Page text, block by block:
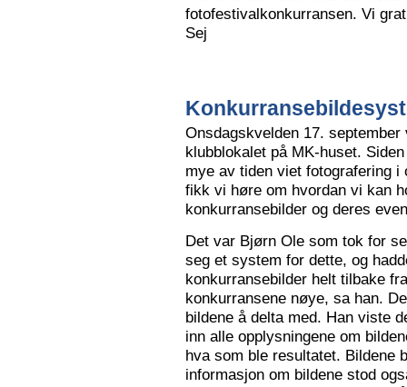
fotofestivalkonkurransen. Vi
Sej
Onsdagskvelden 17.
klubblokalet på MK-huset.
mye av tiden viet fotografering
fikk vi høre om hvordan vi kan
konkurransebilder og deres
Det var Bjørn Ole som tok for
seg et system for dette, og
konkurransebilder helt tilbake
konkurransene nøye, sa han.
bildene å delta med. Han viste
inn alle opplysningene om
hva som ble resultatet. Bildene
informasjon om bildene stod